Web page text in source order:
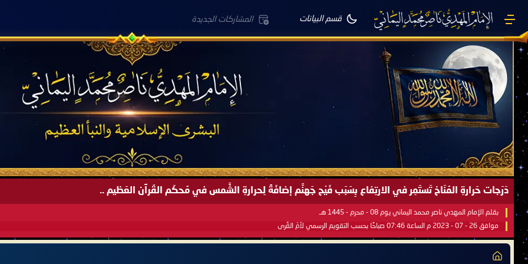
قسم البيانات المشاركات الجديدة
صَيْفُ سَقَرَ يَبدأُ في اجتياحِ شِتاءِ القُطبِ الشَّمالي كَما وعَدناكُم بالحقِّ لعَامِكم هذا (1445 هـ) ..
بقلم الإمام المهدي ناصر محمد اليماني يوم 18 - جمادى الآخرة - 1445 هـ
موافق 31 - 12 - 2023 م الساعة 07:44 صباحًا بحسب التقويم الرسمي لأمّ القُرى